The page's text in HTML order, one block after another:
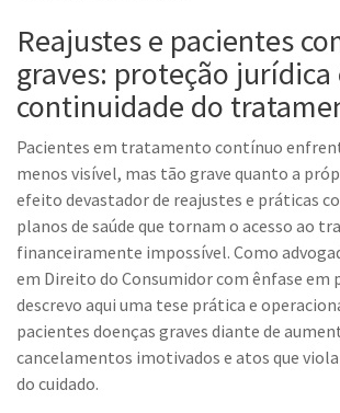
Reajustes e pacientes
graves: proteção jurídica
continuidade do
Pacientes em tratamento contínuo
menos visível, mas tão grave quanto a
efeito devastador de reajustes e práticas
planos de saúde que tornam o acesso ao
financeiramente impossível. Como
em Direito do Consumidor com ênfase em
descrevo aqui uma tese prática e
pacientes doenças graves diante de
cancelamentos imotivados e atos que
do cuidado.